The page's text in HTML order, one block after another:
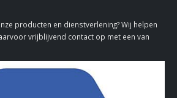
producten en dienstverlening? Wij helpen
vrijblijvend contact op met een van